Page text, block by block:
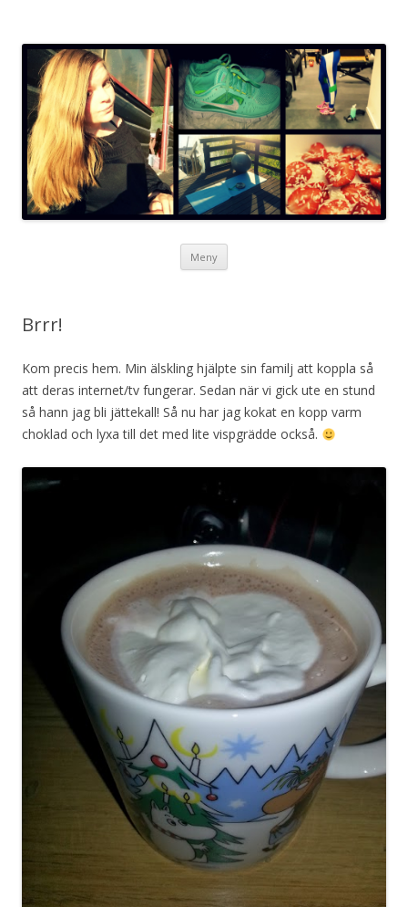
Meny
Brrr!
Kom precis hem. Min älskling hjälpte sin familj att koppla så
att deras internet/tv fungerar. Sedan när vi gick ute en stund
så hann jag bli jättekall! Så nu har jag kokat en kopp varm
choklad och lyxa till det med lite vispgrädde också.